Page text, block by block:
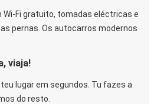
Wi-Fi gratuito, tomadas eléctricas e
pernas. Os autocarros modernos
viaja!
lugar em segundos. Tu fazes a
do resto.